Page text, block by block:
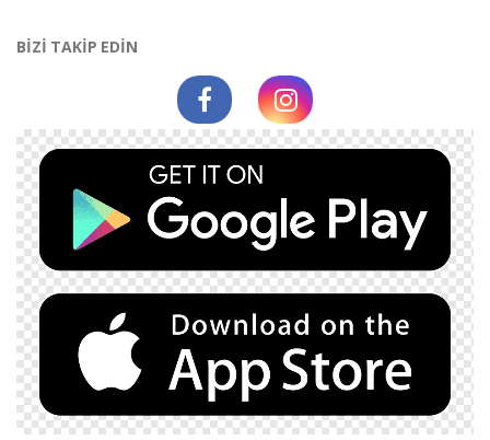
BİZİ TAKİP EDİN